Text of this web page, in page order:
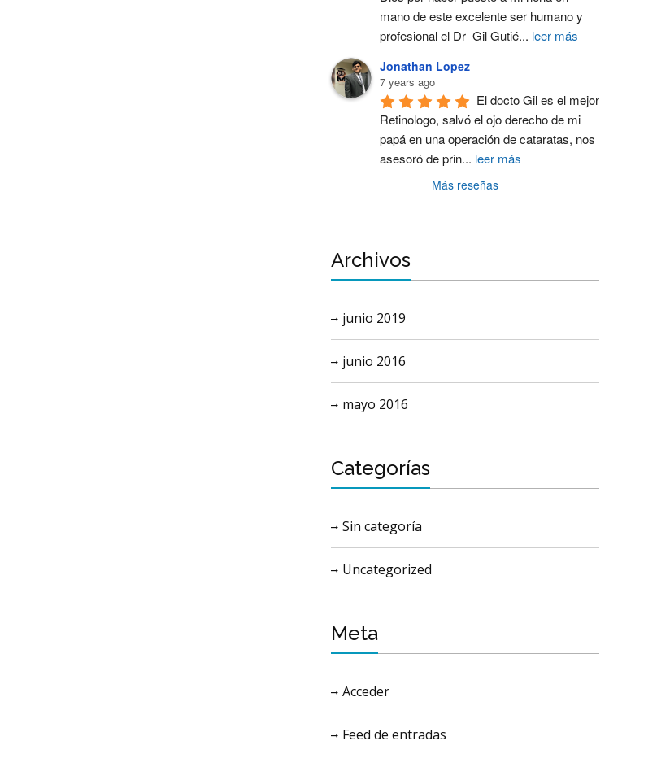
mano de este excelente ser humano y
profesional el Dr  Gil Gutié... leer más
Jonathan Lopez
7 years ago
El docto Gil es el mejor
Retinologo, salvó el ojo derecho de mi
papá en una operación de cataratas, nos
asesoró de prin... leer más
Más reseñas
Archivos
junio 2019
junio 2016
mayo 2016
Categorías
Sin categoría
Uncategorized
Meta
Acceder
Feed de entradas